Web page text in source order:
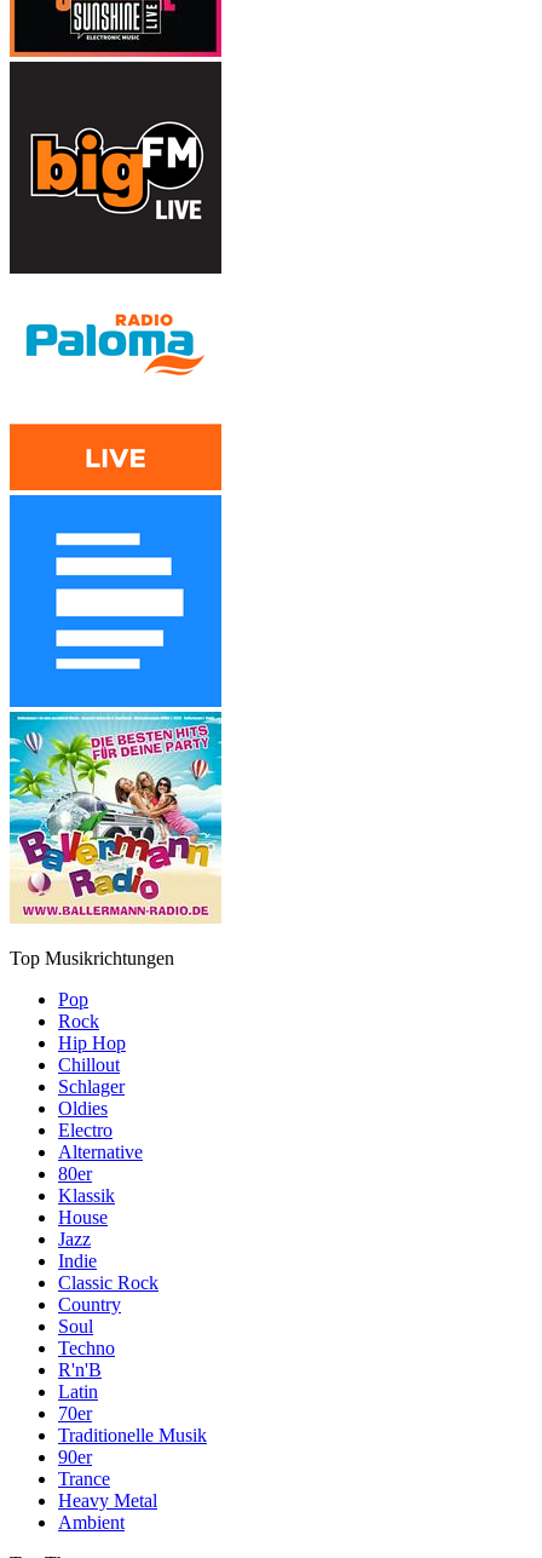
Top Musikrichtungen
Pop
Rock
Hip Hop
Chillout
Schlager
Oldies
Electro
Alternative
80er
Klassik
House
Jazz
Indie
Classic Rock
Country
Soul
Techno
R'n'B
Latin
70er
Traditionelle Musik
90er
Trance
Heavy Metal
Ambient